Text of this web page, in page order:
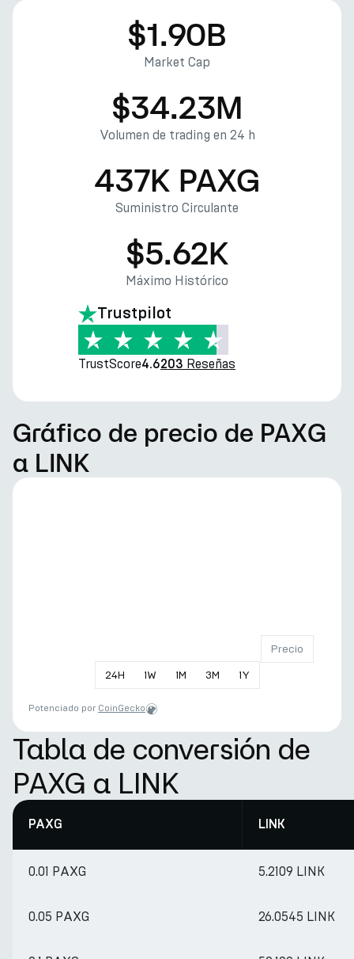
$1.90B
Market Cap
$34.23M
Volumen de trading en 24 h
437K PAXG
Suministro Circulante
$5.62K
Máximo Histórico
Trustpilot
TrustScore4.6203 Reseñas
Gráfico de precio de PAXG
a LINK
24H 1W 1M 3M 1Y
Precio
Potenciado por CoinGecko
Tabla de conversión de
PAXG a LINK
PAXG LINK
0.01 PAXG 5.2109 LINK
0.05 PAXG 26.0545 LINK